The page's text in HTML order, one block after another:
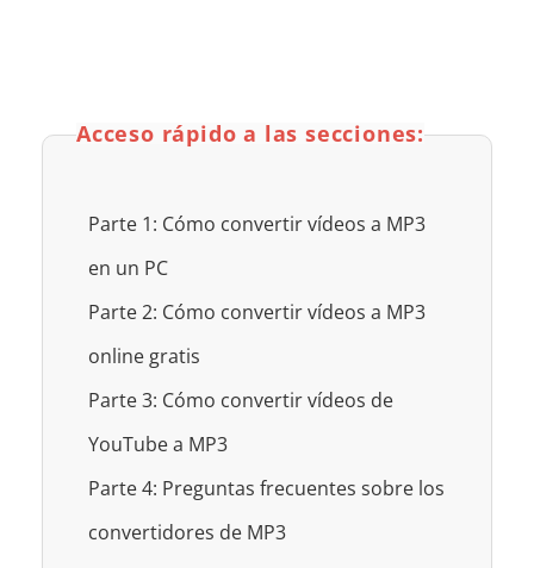
Acceso rápido a las secciones:
Parte 1: Cómo convertir vídeos a MP3
en un PC
Parte 2: Cómo convertir vídeos a MP3
online gratis
Parte 3: Cómo convertir vídeos de
YouTube a MP3
Parte 4: Preguntas frecuentes sobre los
convertidores de MP3